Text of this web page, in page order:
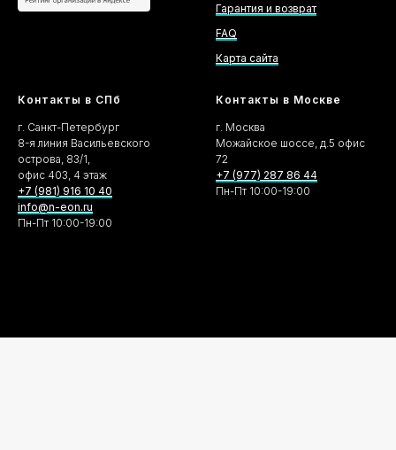
Гарантия и возврат
FAQ
Карта сайта
Контакты в СПб
г. Санкт-Петербург
8-я линия Васильевского
острова, 83/1,
офис 403, 4 этаж
+7 (981) 916 10 40
info@n-eon.ru
Пн-Пт 10:00-19:00
Контакты в Москве
г. Москва
Можайское шоссе, д.5 офис
72
+7 (977) 287 86 44
Пн-Пт 10:00-19:00